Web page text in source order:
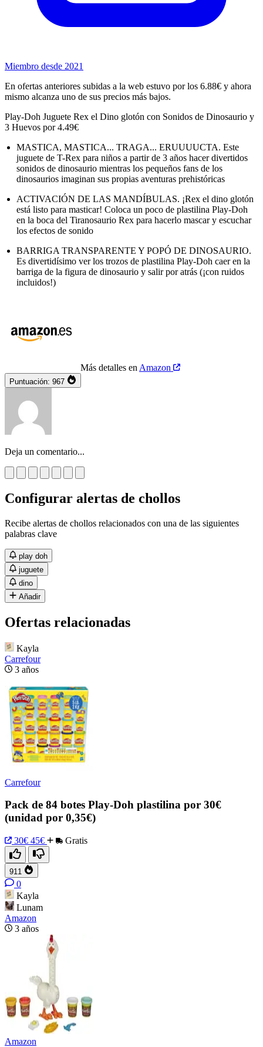
Miembro desde 2021
En ofertas anteriores subidas a la web estuvo por los 6.88€ y ahora
mismo alcanza uno de sus precios más bajos.
Play-Doh Juguete Rex el Dino glotón con Sonidos de Dinosaurio y
3 Huevos por 4.49€
MASTICA, MASTICA... TRAGA... ERUUUUCTA. Este
juguete de T-Rex para niños a partir de 3 años hacer divertidos
sonidos de dinosaurio mientras los pequeños fans de los
dinosaurios imaginan sus propias aventuras prehistóricas
ACTIVACIÓN DE LAS MANDÍBULAS. ¡Rex el dino glotón
está listo para masticar! Coloca un poco de plastilina Play-Doh
en la boca del Tiranosaurio Rex para hacerlo mascar y escuchar
los efectos de sonido
BARRIGA TRANSPARENTE Y POPÓ DE DINOSAURIO.
Es divertidísimo ver los trozos de plastilina Play-Doh caer en la
barriga de la figura de dinosaurio y salir por atrás (¡con ruidos
incluidos!)
Más detalles en Amazon
Puntuación: 967
Deja un comentario...
Configurar alertas de chollos
Recibe alertas de chollos relacionados con una de las siguientes
palabras clave
play doh
juguete
dino
Añadir
Ofertas relacionadas
Kayla
Carrefour
3 años
Carrefour
Pack de 84 botes Play-Doh plastilina por 30€
(unidad por 0,35€)
30€ 45€ Gratis
911
0
Kayla
Lunam
Amazon
3 años
Amazon